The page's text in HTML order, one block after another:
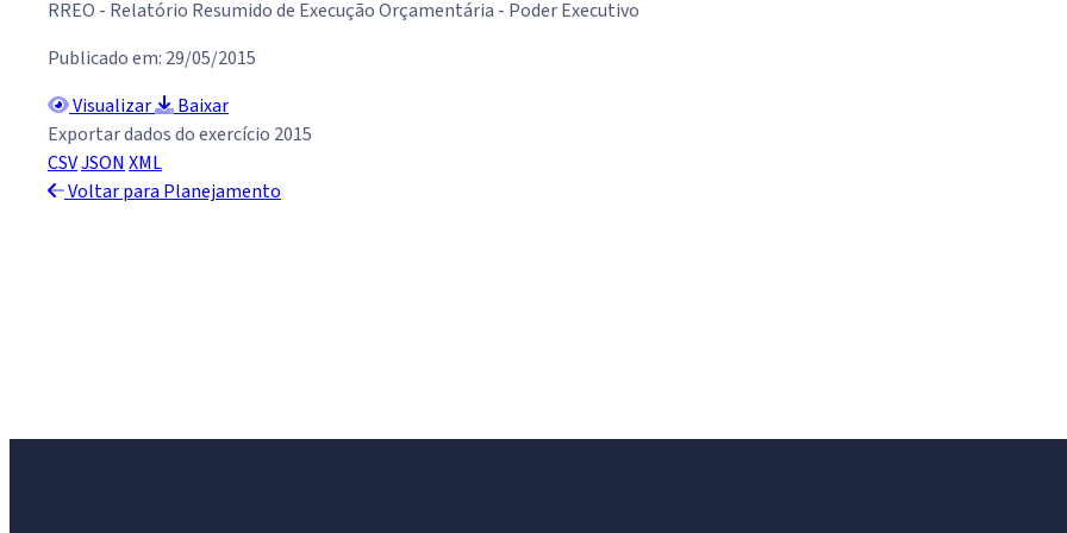
RREO - Relatório Resumido de Execução Orçamentária - Poder Executivo
Publicado em: 29/05/2015
Visualizar
Baixar
Exportar dados do exercício 2015
CSVJSON XML
Voltar para Planejamento